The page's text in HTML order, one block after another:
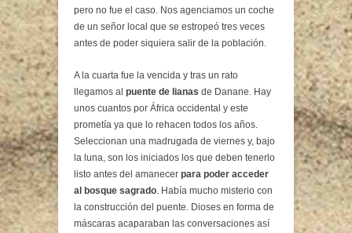
pero no fue el caso. Nos agenciamos un coche
de un señor local que se estropeó tres veces
antes de poder siquiera salir de la población.
A la cuarta fue la vencida y tras un rato
llegamos al puente de lianas de Danane. Hay
unos cuantos por África occidental y este
prometía ya que lo rehacen todos los años.
Seleccionan una madrugada de viernes y, bajo
la luna, son los iniciados los que deben tenerlo
listo antes del amanecer para poder acceder
al bosque sagrado. Había mucho misterio con
la construcción del puente. Dioses en forma de
máscaras acaparaban las conversaciones así